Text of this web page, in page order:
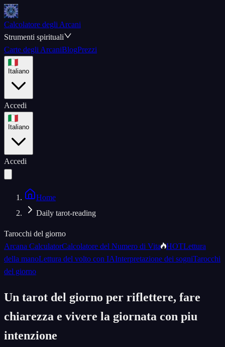
Calcolatore degli Arcani
Strumenti spirituali
Carte degli ArcaniBlogPrezzi
Italiano
Accedi
Italiano
Accedi
Home
Daily tarot-reading
Tarocchi del giorno
Arcana CalculatorCalcolatore del Numero di Vita HOTLettura
della manoLettura del volto con IAInterpretazione dei sogniTarocchi
del giorno
Un tarot del giorno per riflettere, fare
chiarezza e vivere la giornata con piu
intenzione